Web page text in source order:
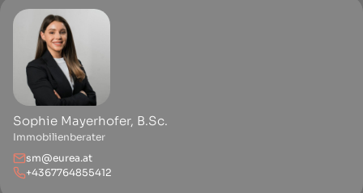
Sophie Mayerhofer, B.Sc.
Immobilienberater
sm@eurea.at
+4367764855412